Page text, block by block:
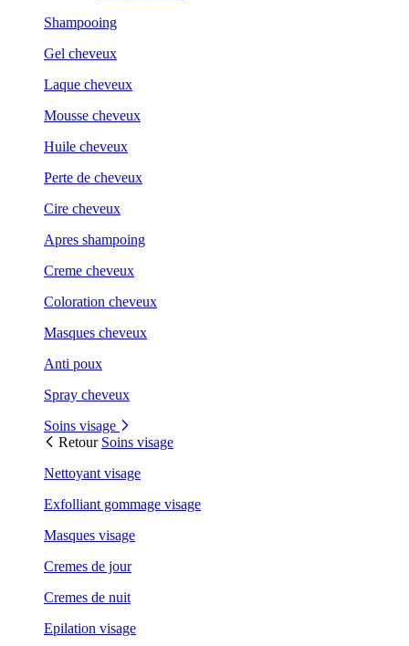
Shampooing
Gel cheveux
Laque cheveux
Mousse cheveux
Huile cheveux
Perte de cheveux
Cire cheveux
Apres shampoing
Creme cheveux
Coloration cheveux
Masques cheveux
Anti poux
Spray cheveux
Soins visage
Retour Soins visage
Nettoyant visage
Exfolliant gommage visage
Masques visage
Cremes de jour
Cremes de nuit
Epilation visage